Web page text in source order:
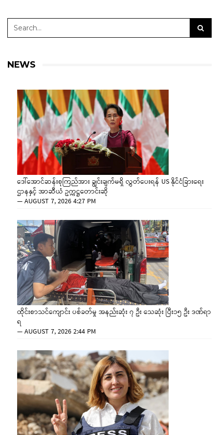
NEWS
ဒေါ်အောင်ဆန်းစုကြည်အား ချွင်းချက်မရှိ လွှတ်ပေးရန် US နိုင်ငံခြားရေး
ဌာနနှင့် အာဆီယံ ဥက္ကဋ္ဌတောင်းဆို
—AUGUST 7, 2026 4:27 PM
ထိုင်းစာသင်ကျောင်း ပစ်ခတ်မှု အနည်းဆုံး ၇ ဦး သေဆုံး ပြီး၁၅ ဦး ဒဏ်ရာ
ရ
—AUGUST 7, 2026 2:44 PM